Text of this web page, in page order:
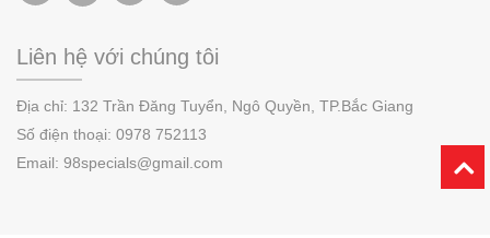
Liên hệ với chúng tôi
Địa chỉ: 132 Trần Đăng Tuyển, Ngô Quyền, TP.Bắc Giang
Số điện thoại: 0978 752113
Email: 98specials@gmail.com